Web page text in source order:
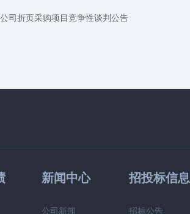
司折页采购项目竞争性谈判公告
新闻中心
公司新闻
招投标信息
招标公告